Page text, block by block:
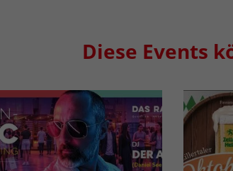
Diese Events